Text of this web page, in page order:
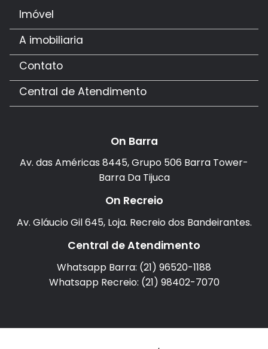
Imóvel
A imobiliaria
Contato
Central de Atendimento
On Barra
Av. das Américas 8445, Grupo 506 Barra Tower-
Barra Da Tijuca
On Recreio
Av. Gláucio Gil 645, Loja. Recreio dos Bandeirantes.
Central de Atendimento
Whatsapp Barra: (21) 96520-1188
Whatsapp Recreio: (21) 98402-7070